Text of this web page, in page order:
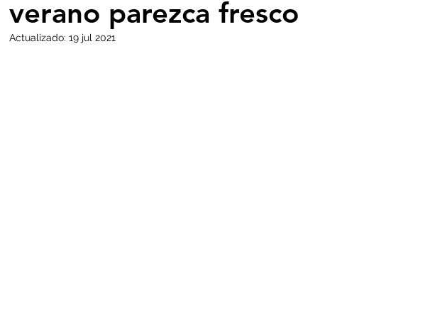
- Animales- Insectos
verano parezca fresco
Actualizado: 19 jul 2021